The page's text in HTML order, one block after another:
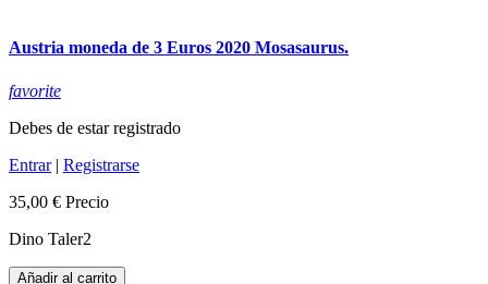
Austria moneda de 3 Euros 2020 Mosasaurus.
favorite
Debes de estar registrado
Entrar| Registrarse
35,00 € Precio
Dino Taler2
Añadir al carrito